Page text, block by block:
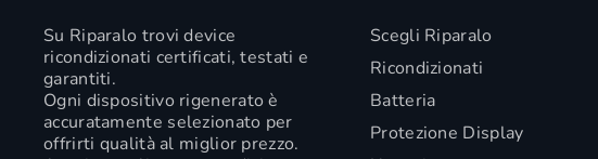
Su Riparalo trovi device
ricondizionati certificati, testati e
garantiti.
Ogni dispositivo rigenerato è
accuratamente selezionato per
offrirti qualità al miglior prezzo.
Scegli Riparalo
Ricondizionati
Batteria
Protezione Display